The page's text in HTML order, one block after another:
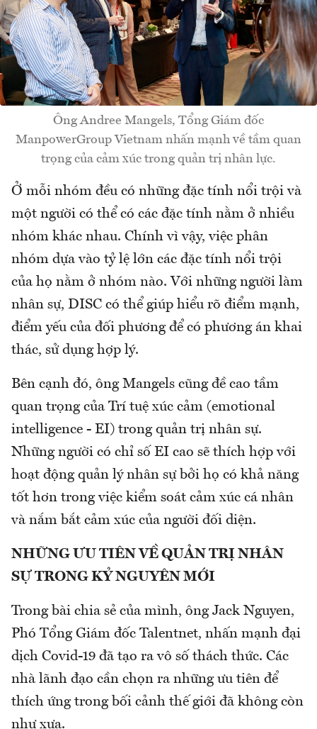
Ông Andree Mangels, Tổng Giám đốc
ManpowerGroup Vietnam nhấn mạnh về tầm quan
trọng của cảm xúc trong quản trị nhân lực.
Ở mỗi nhóm đều có những đặc tính nổi trội và
một người có thể có các đặc tính nằm ở nhiều
nhóm khác nhau. Chính vì vậy, việc phân
nhóm dựa vào tỷ lệ lớn các đặc tính nổi trội
của họ nằm ở nhóm nào. Với những người làm
nhân sự, DISC có thể giúp hiểu rõ điểm mạnh,
điểm yếu của đối phương để có phương án khai
thác, sử dụng hợp lý.
Bên cạnh đó, ông Mangels cũng đề cao tầm
quan trọng của Trí tuệ xúc cảm (emotional
intelligence - EI) trong quản trị nhân sự.
Những người có chỉ số EI cao sẽ thích hợp với
hoạt động quản lý nhân sự bởi họ có khả năng
tốt hơn trong việc kiểm soát cảm xúc cá nhân
và nắm bắt cảm xúc của người đối diện.
NHỮNG ƯU TIÊN VỀ QUẢN TRỊ NHÂN
SỰ TRONG KỶ NGUYÊN MỚI
Trong bài chia sẻ của mình, ông Jack Nguyen,
Phó Tổng Giám đốc Talentnet, nhấn mạnh đại
dịch Covid-19 đã tạo ra vô số thách thức. Các
nhà lãnh đạo cần chọn ra những ưu tiên để
thích ứng trong bối cảnh thế giới đã không còn
như xưa.